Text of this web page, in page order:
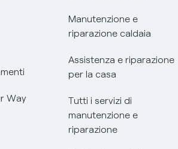
Way
Manutenzione e
riparazione caldaia
Assistenza e riparazione
per la casa
Tutti i servizi di
manutenzione e
riparazione